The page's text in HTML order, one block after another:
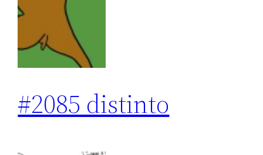
#2085 distinto